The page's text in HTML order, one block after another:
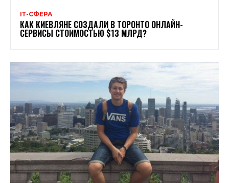
ІТ-СФЕРА
КАК КИЕВЛЯНЕ СОЗДАЛИ В ТОРОНТО ОНЛАЙН-
СЕРВИСЫ СТОИМОСТЬЮ $13 МЛРД?